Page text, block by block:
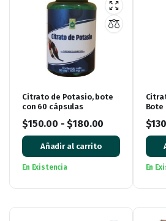
Citrato de Potasio, bote
con 60 cápsulas
$150.00 - $180.00
Añadir al carrito
En Existencia
Bote
$
En